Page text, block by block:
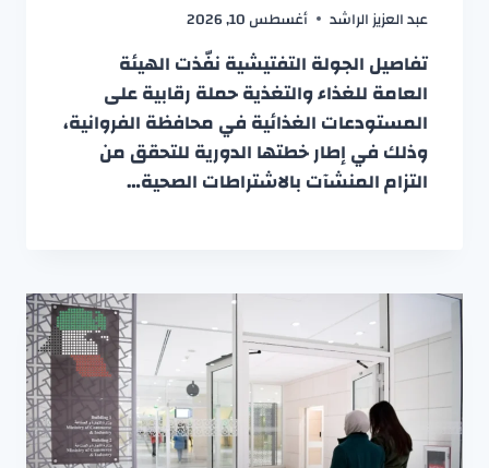
عبد العزيز الراشد أغسطس 10, 2026
تفاصيل الجولة التفتيشية نفّذت الهيئة
العامة للغذاء والتغذية حملة رقابية على
المستودعات الغذائية في محافظة الفروانية،
وذلك في إطار خطتها الدورية للتحقق من
التزام المنشآت بالاشتراطات الصحية…